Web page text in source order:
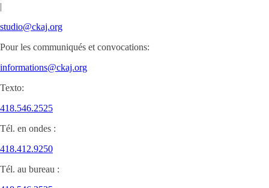
|
studio@ckaj.org
Pour les communiqués et convocations:
informations@ckaj.org
Texto:
418.546.2525
Tél. en ondes :
418.412.9250
Tél. au bureau :